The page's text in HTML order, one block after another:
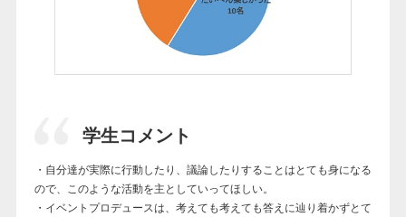
学生コメント
・自分達が実際に行動したり、議論したりすることはとても身になる
ので、このような活動を主としていってほしい。
・イベントプロデュースは、考えても考えても答えに辿り着かずとて